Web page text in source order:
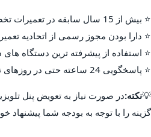
⭐ بیش از 15 سال سابقه در تعمیرات تخصصی تلویزیون
⭐ دارا بودن مجوز رسمی از اتحادیه
⭐ استفاده از پیشرفته ترین دستگاه های
⭐ پاسخگویی 24 ساعته حتی در روزهای تعطیل
💡نکته:در صورت نیاز به تعویض پنل
گزینه را با توجه به بودجه شما پیشنهاد